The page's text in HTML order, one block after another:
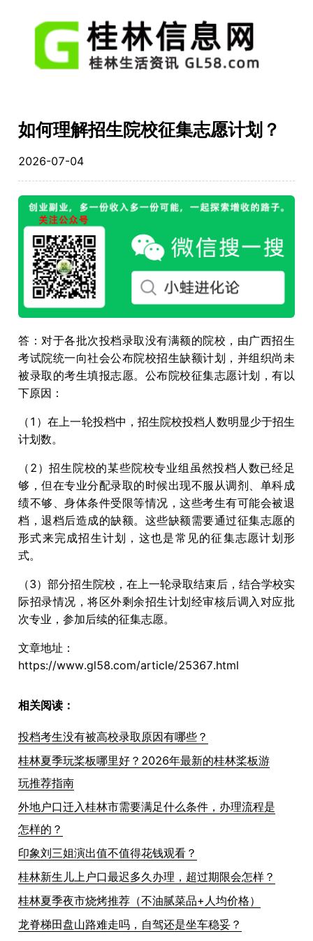
如何理解招生院校征集志愿计划？
2026-07-04
答：对于各批次投档录取没有满额的院校，由广西招生
考试院统一向社会公布院校招生缺额计划，并组织尚未
被录取的考生填报志愿。公布院校征集志愿计划，有以
下原因：
（1）在上一轮投档中，招生院校投档人数明显少于招生
计划数。
（2）招生院校的某些院校专业组虽然投档人数已经足
够，但在专业分配录取的时候出现不服从调剂、单科成
绩不够、身体条件受限等情况，这些考生有可能会被退
档，退档后造成的缺额。这些缺额需要通过征集志愿的
形式来完成招生计划，这也是常见的征集志愿计划形
式。
（3）部分招生院校，在上一轮录取结束后，结合学校实
际招录情况，将区外剩余招生计划经审核后调入对应批
次专业，参加后续的征集志愿。
文章地址：
https://www.gl58.com/article/25367.html
相关阅读：
投档考生没有被高校录取原因有哪些？
桂林夏季玩桨板哪里好？2026年最新的桂林桨板游
玩推荐指南
外地户口迁入桂林市需要满足什么条件，办理流程是
怎样的？
印象刘三姐演出值不值得花钱观看？
桂林新生儿上户口最迟多久办理，超过期限会怎样？
桂林夏季夜市烧烤推荐（不油腻菜品+人均价格）
龙脊梯田盘山路难走吗，自驾还是坐车稳妥？